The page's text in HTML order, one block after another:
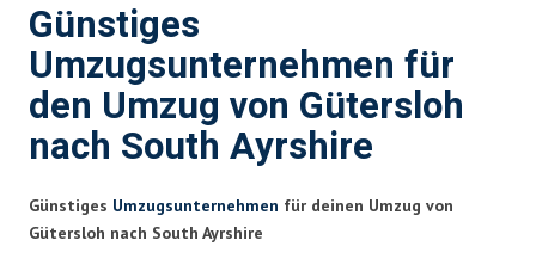
Günstiges
Umzugsunternehmen für
den Umzug von Gütersloh
nach South Ayrshire
Günstiges Umzugsunternehmen für deinen Umzug von
Gütersloh nach South Ayrshire